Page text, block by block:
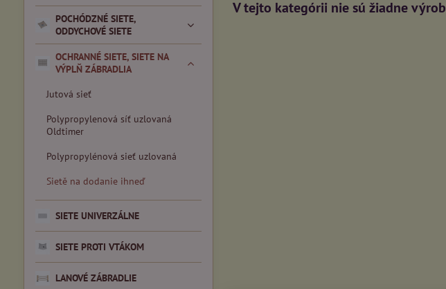
POCHÓDZNÉ SIETE,
ODDYCHOVÉ SIETE
OCHRANNÉ SIETE, SIETE NA
VÝPLŇ ZÁBRADLIA
Jutová sieť
Polypropylenová síť uzlovaná
Oldtimer
Polypropylénová sieť uzlovaná
Sietě na dodanie ihneď
SIETE UNIVERZÁLNE
SIETE PROTI VTÁKOM
LANOVÉ ZÁBRADLIE